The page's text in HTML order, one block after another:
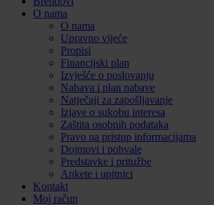
O nama
O nama
Upravno vijeće
Propisi
Financijski plan
Izvješće o poslovanju
Nabava i plan nabave
Natječaji za zapošljavanje
Izjave o sukobu interesa
Zaštita osobnih podataka
Pravo na pristup informacijama
Dojmovi i pohvale
Predstavke i pritužbe
Ankete i upitnici
Kontakt
Moj račun